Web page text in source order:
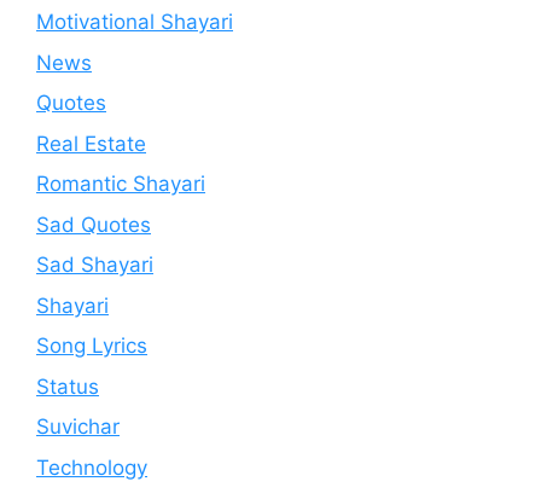
Motivational Shayari
News
Quotes
Real Estate
Romantic Shayari
Sad Quotes
Sad Shayari
Shayari
Song Lyrics
Status
Suvichar
Technology